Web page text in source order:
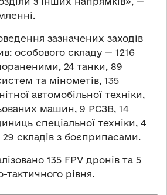
зазначених заходів
особового складу — 1216
24 танки, 89
та мінометів, 135
автомобільної техніки,
машин, 9 РСЗВ, 14
спеціальної техніки, 4
складів з боєприпасами.
135 FPV дронів та 5
рівня.